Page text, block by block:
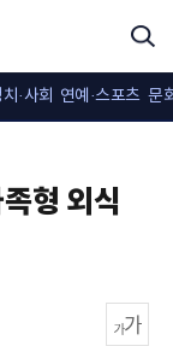
·사회 연예·스포츠 문
형 외식